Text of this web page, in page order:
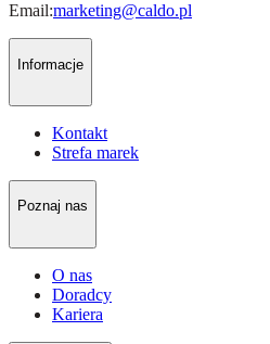
Email:marketing@caldo.pl
Informacje
Kontakt
Strefa marek
Poznaj nas
O nas
Doradcy
Kariera